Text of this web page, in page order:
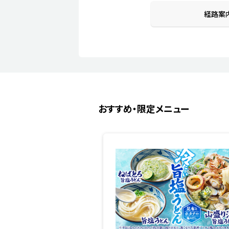
経路案
おすすめ・限定メニュー